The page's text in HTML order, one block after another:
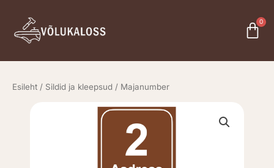
content
0
Esileht / Sildid ja kleepsud / Majanumber